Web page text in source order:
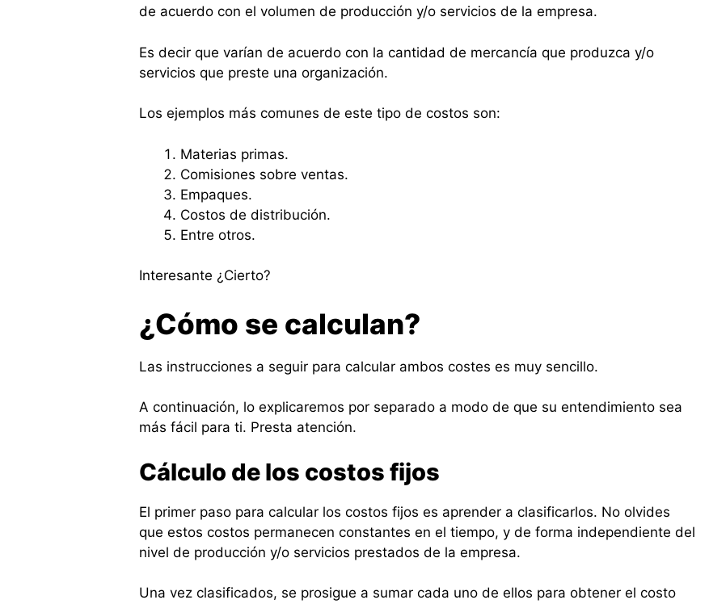
de acuerdo con el volumen de producción y/o servicios de la empresa.
Es decir que varían de acuerdo con la cantidad de mercancía que produzca y/o
servicios que preste una organización.
Los ejemplos más comunes de este tipo de costos son:
Materias primas.
Comisiones sobre ventas.
Empaques.
Costos de distribución.
Entre otros.
Interesante ¿Cierto?
¿Cómo se calculan?
Las instrucciones a seguir para calcular ambos costes es muy sencillo.
A continuación, lo explicaremos por separado a modo de que su entendimiento sea
más fácil para ti. Presta atención.
Cálculo de los costos fijos
El primer paso para calcular los costos fijos es aprender a clasificarlos. No olvides
que estos costos permanecen constantes en el tiempo, y de forma independiente del
nivel de producción y/o servicios prestados de la empresa.
Una vez clasificados, se prosigue a sumar cada uno de ellos para obtener el costo